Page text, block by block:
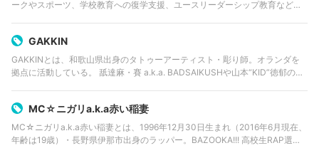
ークやスポーツ、学校教育への復学支援、ユースリーダーシップ教育などの
GAKKIN
GAKKINとは、和歌山県出身のタトゥーアーティスト・彫り師。オランダを
拠点に活動している。 舐達麻・賽 a.k.a. BADSAIKUSHや山本“KID”徳郁の刺
MC☆ニガリa.k.a赤い稲妻
MC☆ニガリa.k.a赤い稲妻とは、1996年12月30日生まれ（2016年6月現在、
年齢は19歳）・長野県伊那市出身のラッパー。BAZOOKA!!! 高校生RAP選手